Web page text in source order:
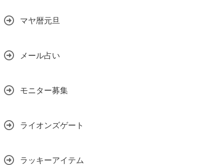
マヤ暦元旦
メール占い
モニター募集
ライオンズゲート
ラッキーアイテム